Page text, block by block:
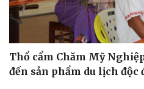
Du lịch
Thổ cẩm Chăm Mỹ
đến sản phẩm du lịch độc